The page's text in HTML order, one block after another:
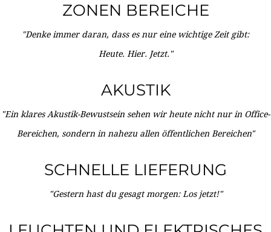
ZONEN BEREICHE
"Denke immer daran, dass es nur eine wichtige Zeit gibt:
Heute. Hier. Jetzt."
AKUSTIK
"Ein klares Akustik-Bewustsein sehen wir heute nicht nur in Office-
Bereichen, sondern in nahezu allen öffentlichen Bereichen"
SCHNELLE LIEFERUNG
"Gestern hast du gesagt morgen: Los jetzt!"